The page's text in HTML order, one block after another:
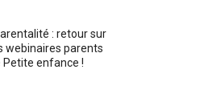
: retour sur
webinaires parents
Petite enfance !